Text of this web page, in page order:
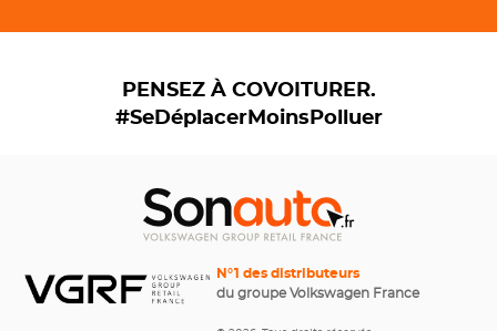
PENSEZ À COVOITURER.
#SeDéplacerMoinsPolluer
N°1 des distributeurs
du groupe Volkswagen France